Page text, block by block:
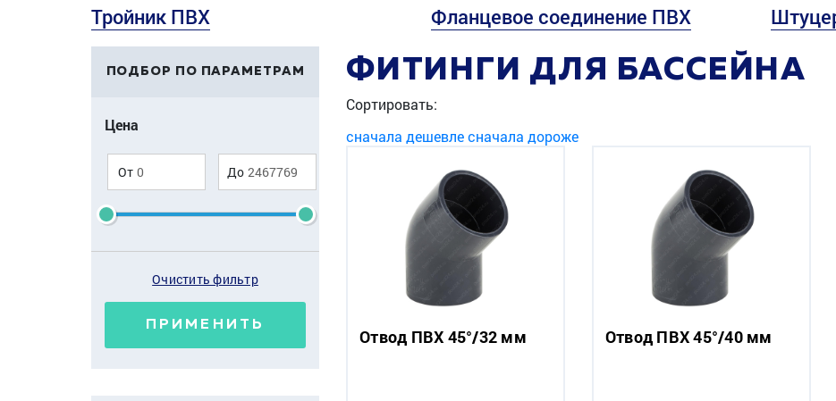
Тройник ПВХ Фланцевое соединение ПВХ
ПОДБОР ПО ПАРАМЕТРАМ
Цена
От До
Очистить фильтр
ПРИМЕНИТЬ
ФИТИНГИ ДЛЯ БАССЕЙНА
Сортировать:
сначала дешевлесначала дороже
Отвод ПВХ 45°/32 мм Отвод ПВХ 45°/40 мм